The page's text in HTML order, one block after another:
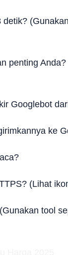
penting
Googlebot
ke
(Lihat
tool